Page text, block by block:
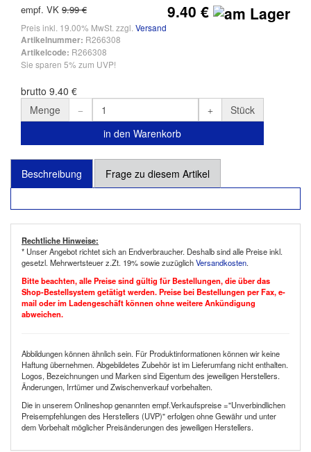
empf. VK 9.99 €
Preis inkl. 19.00% MwSt. zzgl. Versand
Artikelnummer: R266308
Artikelcode: R266308
Sie sparen 5% zum UVP!
9.40 €
brutto 9.40 €
Menge
Stück
in den Warenkorb
Beschreibung Frage zu diesem Artikel
Rechtliche Hinweise:
* Unser Angebot richtet sich an Endverbraucher. Deshalb sind alle Preise inkl.
gesetzl. Mehrwertsteuer z.Zt. 19% sowie zuzüglichVersandkosten.
Bitte beachten, alle Preise sind gültig für Bestellungen, die über das
Shop-Bestellsystem getätigt werden. Preise bei Bestellungen per Fax, e-
mail oder im Ladengeschäft können ohne weitere Ankündigung
abweichen.
Abbildungen können ähnlich sein. Für Produktinformationen können wir keine
Haftung übernehmen. Abgebildetes Zubehör ist im Lieferumfang nicht enthalten.
Logos, Bezeichnungen und Marken sind Eigentum des jeweiligen Herstellers.
Änderungen, Irrtümer und Zwischenverkauf vorbehalten.
Die in unserem Onlineshop genannten empf.Verkaufspreise ="Unverbindlichen
Preisempfehlungen des Herstellers (UVP)" erfolgen ohne Gewähr und unter
dem Vorbehalt möglicher Preisänderungen des jeweiligen Herstellers.